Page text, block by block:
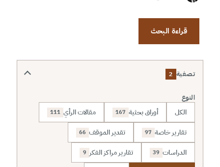
قراءة البحث
تصفية 2
النوع
الكل أوراق بحثية 167 مقالات الرأي 111
تقارير خاصة 97 تقدير الموقف 66
الدراسات 39 تقارير مراكز الفكر 9